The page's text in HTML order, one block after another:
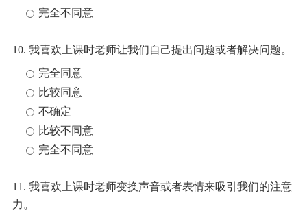
完全不同意
10. 我喜欢上课时老师让我们自己提出问题或者解决问题。
完全同意
比较同意
不确定
比较不同意
完全不同意
11. 我喜欢上课时老师变换声音或者表情来吸引我们的注意
力。